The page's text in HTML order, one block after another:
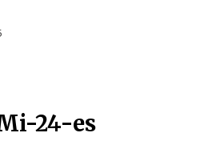
24-es